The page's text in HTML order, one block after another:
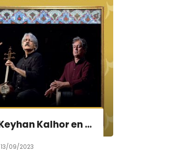
El Maestro Keyhan Kalhor en concierto en Madrid
13/09/2023